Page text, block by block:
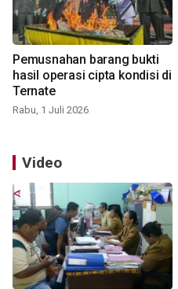
Pemusnahan barang bukti
hasil operasi cipta kondisi di
Ternate
Rabu, 1 Juli 2026
Video